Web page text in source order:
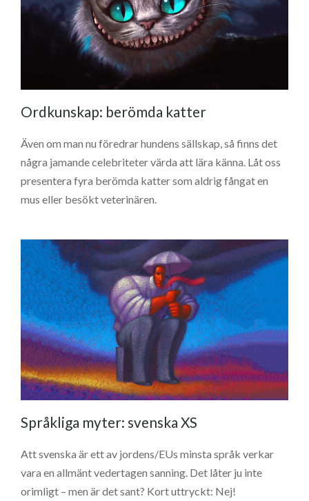
Ordkunskap: berömda katter
Även om man nu föredrar hundens sällskap, så finns det
några jamande celebriteter värda att lära känna. Låt oss
presentera fyra berömda katter som aldrig fångat en
mus eller besökt veterinären.
Språkliga myter: svenska XS
Att svenska är ett av jordens/EUs minsta språk verkar
vara en allmänt vedertagen sanning. Det låter ju inte
orimligt – men är det sant? Kort uttryckt: Nej!